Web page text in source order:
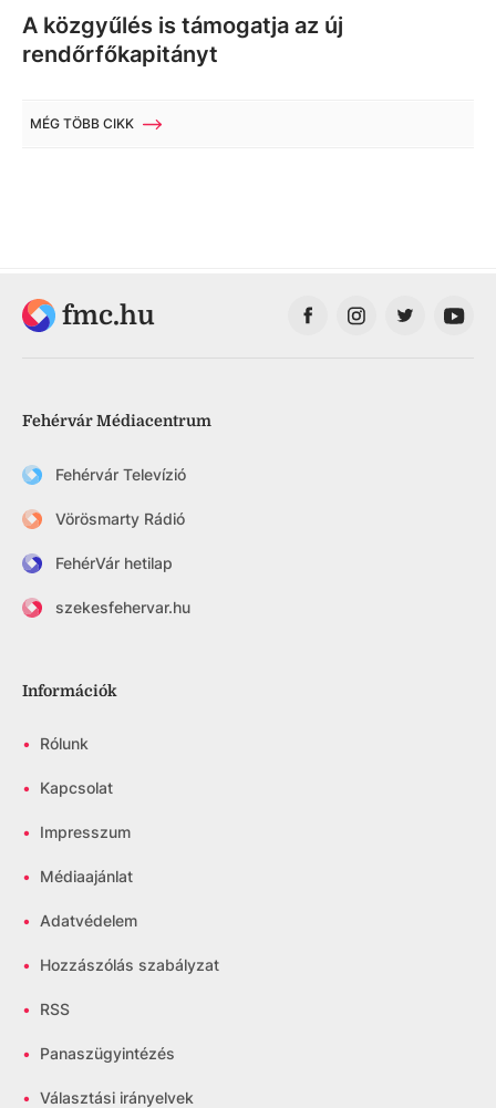
A közgyűlés is támogatja az új
rendőrfőkapitányt
MÉG TÖBB CIKK
fmc.hu
Fehérvár Médiacentrum
Fehérvár Televízió
Vörösmarty Rádió
FehérVár hetilap
szekesfehervar.hu
Információk
• Rólunk
• Kapcsolat
• Impresszum
• Médiaajánlat
• Adatvédelem
• Hozzászólás szabályzat
• RSS
• Panaszügyintézés
• Választási irányelvek